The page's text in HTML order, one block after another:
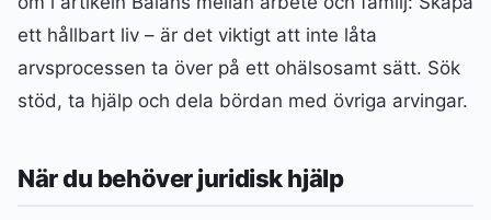
ett hållbart liv – är det viktigt att inte låta
arvsprocessen ta över på ett ohälsosamt sätt. Sök
stöd, ta hjälp och dela bördan med övriga arvingar.
När du behöver juridisk hjälp